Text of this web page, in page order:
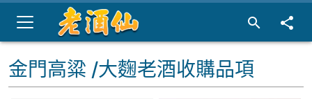
金門高粱 /大麴老酒收購品項